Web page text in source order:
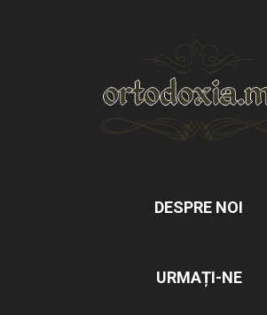
DESPRE NOI
URMAȚI-NE